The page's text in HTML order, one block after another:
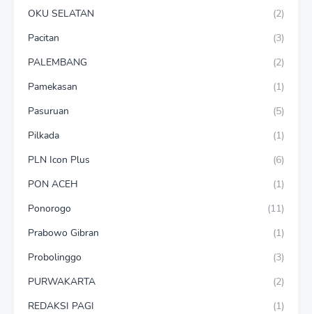
OKU SELATAN
(2)
Pacitan
(3)
PALEMBANG
(2)
Pamekasan
(1)
Pasuruan
(5)
Pilkada
(1)
PLN Icon Plus
(6)
PON ACEH
(1)
Ponorogo
(11)
Prabowo Gibran
(1)
Probolinggo
(3)
PURWAKARTA
(2)
REDAKSI PAGI
(1)